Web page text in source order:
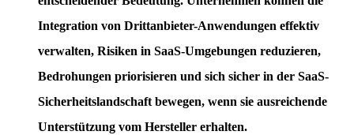
Integration von Drittanbieter-Anwendungen effektiv
verwalten, Risiken in SaaS-Umgebungen reduzieren,
Bedrohungen priorisieren und sich sicher in der SaaS-
Sicherheitslandschaft bewegen, wenn sie ausreichende
Unterstützung vom Hersteller erhalten.